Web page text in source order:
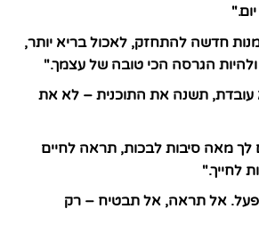
חדשה להתחזק, לאכול בריא יותר,
ולהיות הגרסה הכי טובה של עצמך."
עובדת, תשנה את התוכנית – לא את
לך מאה סיבות לבכות, תראה לחיים
לחייך."
אל תראה, אל תבטיח – רק